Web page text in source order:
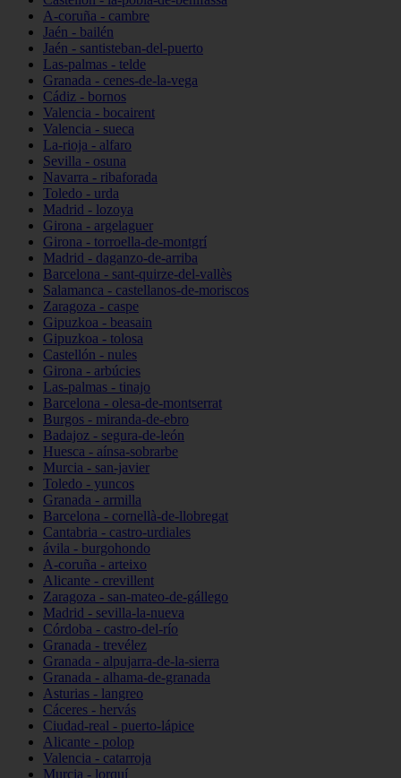
A-coruña - cambre
Jaén - bailén
Jaén - santisteban-del-puerto
Las-palmas - telde
Granada - cenes-de-la-vega
Cádiz - bornos
Valencia - bocairent
Valencia - sueca
La-rioja - alfaro
Sevilla - osuna
Navarra - ribaforada
Toledo - urda
Madrid - lozoya
Girona - argelaguer
Girona - torroella-de-montgrí
Madrid - daganzo-de-arriba
Barcelona - sant-quirze-del-vallès
Salamanca - castellanos-de-moriscos
Zaragoza - caspe
Gipuzkoa - beasain
Gipuzkoa - tolosa
Castellón - nules
Girona - arbúcies
Las-palmas - tinajo
Barcelona - olesa-de-montserrat
Burgos - miranda-de-ebro
Badajoz - segura-de-león
Huesca - aínsa-sobrarbe
Murcia - san-javier
Toledo - yuncos
Granada - armilla
Barcelona - cornellà-de-llobregat
Cantabria - castro-urdiales
ávila - burgohondo
A-coruña - arteixo
Alicante - crevillent
Zaragoza - san-mateo-de-gállego
Madrid - sevilla-la-nueva
Córdoba - castro-del-río
Granada - trevélez
Granada - alpujarra-de-la-sierra
Granada - alhama-de-granada
Asturias - langreo
Cáceres - hervás
Ciudad-real - puerto-lápice
Alicante - polop
Valencia - catarroja
Murcia - lorquí